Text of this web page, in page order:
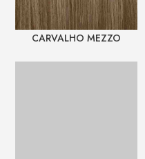
CARVALHO MEZZO